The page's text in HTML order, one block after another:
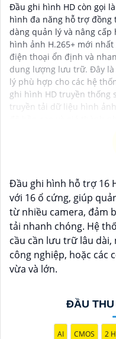
Đầu ghi hình HD còn gọi
hình đa năng hỗ trợ đồng
dàng quản lý và nâng
hình ảnh H.265+ mới
điện thoại ổn định và
dung lượng lưu trữ. Đây
lý phù hợp cho các hệ
ghi hình HD truyền thống
truyền tải dữ liệu hình
Chắc chắn! Dưới đây
Camera Giá Rẻ Thiết Bị
thể xem xét:
1:**Camera IP Wifi
xoay 360 độ, góc quay
1080p. - Hỗ trợ kết nối
nghệ hồng ngoại thông
**Camera
công nghệ H.265+ tiết
2MP (1920x1080). -
Đầu ghi hình hỗ trợ 16
với 16 ổ cứng, giúp
từ nhiều camera, đảm
tải nhanh chóng. Hệ
cầu cần lưu trữ lâu
công nghiệp, hoặc các
vừa và lớn.
ĐẦU
AI CMOS 2